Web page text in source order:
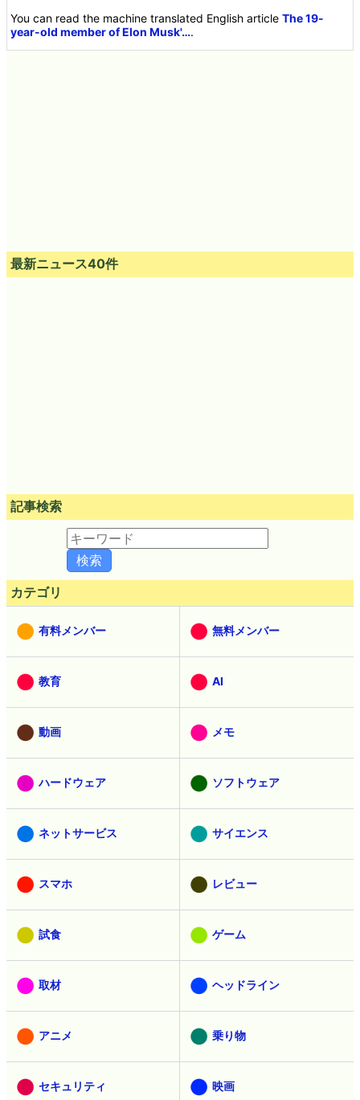
You can read the machine translated English articleThe 19-
year-old member of Elon Musk'….
最新ニュース40件
記事検索
カテゴリ
有料メンバー 無料メンバー
教育 AI
動画 メモ
ハードウェア ソフトウェア
ネットサービス サイエンス
スマホ レビュー
試食 ゲーム
取材 ヘッドライン
アニメ 乗り物
セキュリティ 映画